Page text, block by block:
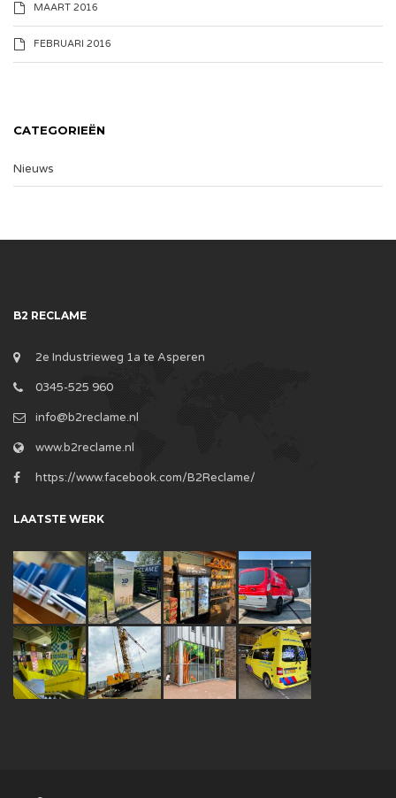
MAART 2016
FEBRUARI 2016
CATEGORIEËN
Nieuws
B2 RECLAME
2e Industrieweg 1a te Asperen
0345-525 960
info@b2reclame.nl
www.b2reclame.nl
https://www.facebook.com/B2Reclame/
LAATSTE WERK